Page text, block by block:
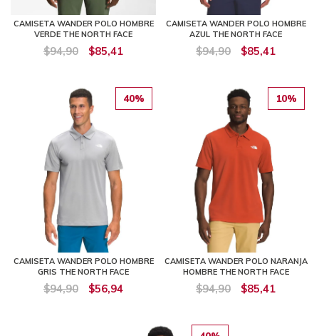
CAMISETA WANDER POLO HOMBRE
VERDE THE NORTH FACE
$94,90 $85,41
CAMISETA WANDER POLO HOMBRE
AZUL THE NORTH FACE
$94,90 $85,41
40%
CAMISETA WANDER POLO HOMBRE
GRIS THE NORTH FACE
$94,90 $56,94
10%
CAMISETA WANDER POLO NARANJA
HOMBRE THE NORTH FACE
$94,90 $85,41